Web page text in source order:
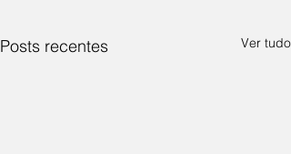
Posts recentes Ver tudo